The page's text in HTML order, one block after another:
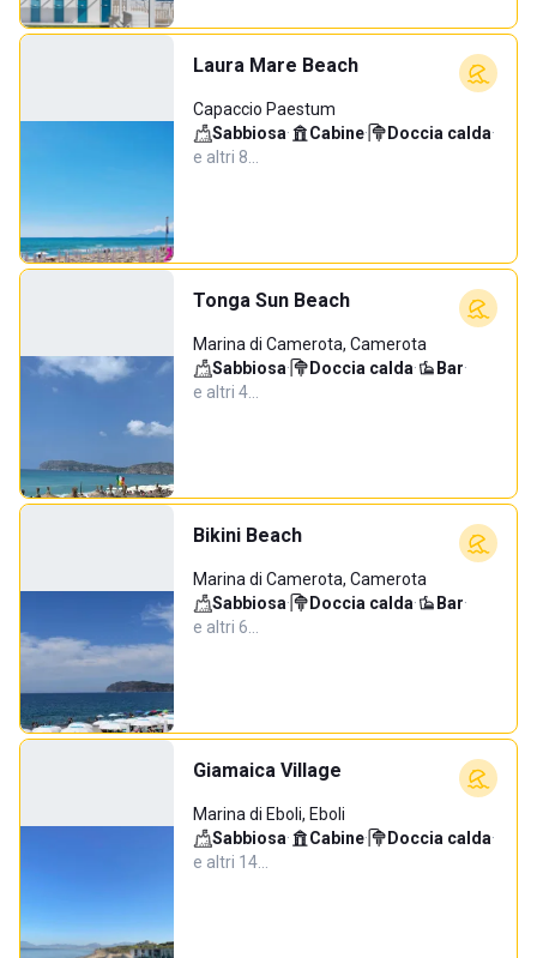
Laura Mare Beach
Capaccio Paestum
Sabbiosa· Cabine· Doccia calda·
e altri 8…
Tonga Sun Beach
Marina di Camerota, Camerota
Sabbiosa· Doccia calda· Bar·
e altri 4…
Bikini Beach
Marina di Camerota, Camerota
Sabbiosa· Doccia calda· Bar·
e altri 6…
Giamaica Village
Marina di Eboli, Eboli
Sabbiosa· Cabine· Doccia calda·
e altri 14…